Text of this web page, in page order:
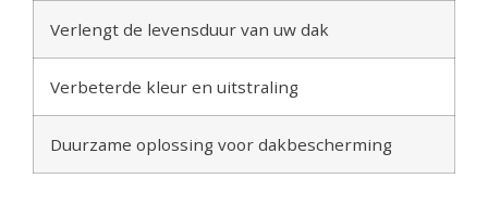
Verlengt de levensduur van uw dak
Verbeterde kleur en uitstraling
Duurzame oplossing voor dakbescherming